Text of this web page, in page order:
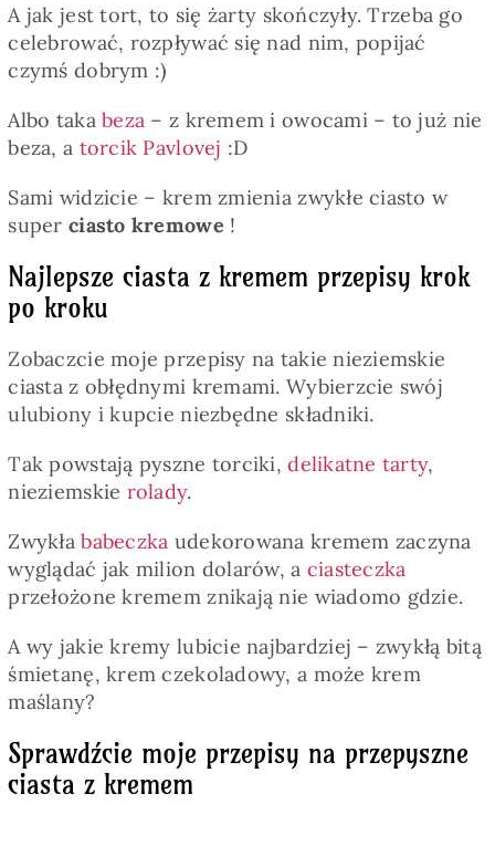
A jak jest tort, to się żarty skończyły. Trzeba go
celebrować, rozpływać się nad nim, popijać
czymś dobrym :)
Albo takabeza – z kremem i owocami – to już nie
beza, a torcik Pavlovej :D
Sami widzicie – krem zmienia zwykłe ciasto w
superciasto kremowe !
Najlepsze ciasta z kremem przepisy krok
po kroku
Zobaczcie moje przepisy na takie nieziemskie
ciasta z obłędnymi kremami. Wybierzcie swój
ulubiony i kupcie niezbędne składniki.
Tak powstają pyszne torciki,delikatne tarty,
nieziemskie rolady.
Zwykłababeczka udekorowana kremem zaczyna
wyglądać jak milion dolarów, a ciasteczka
przełożone kremem znikają nie wiadomo gdzie.
A wy jakie kremy lubicie najbardziej – zwykłą bitą
śmietanę, krem czekoladowy, a może krem
maślany?
Sprawdźcie moje przepisy na przepyszne
ciasta z kremem